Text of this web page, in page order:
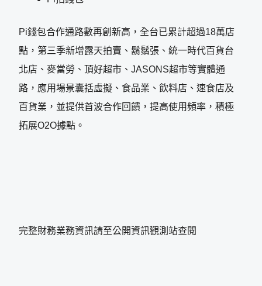
Pi錢包合作通路數再創新高，全台已累計超過18萬店
點，第三季新增露天拍賣、鬍鬚張、統一時代百貨台
北店、麥當勞、頂好超市、JASONS超市等實體通
路，應用場景囊括虛擬、食品業、飲料店、速食店及
百貨業，並提供首波合作回饋，提高使用頻率，積極
拓展O2O據點。
完整財務業務資訊請至公開資訊觀測站查閱